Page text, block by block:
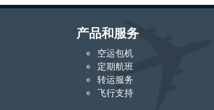
产品和服务
空运包机
定期航班
转运服务
飞行支持